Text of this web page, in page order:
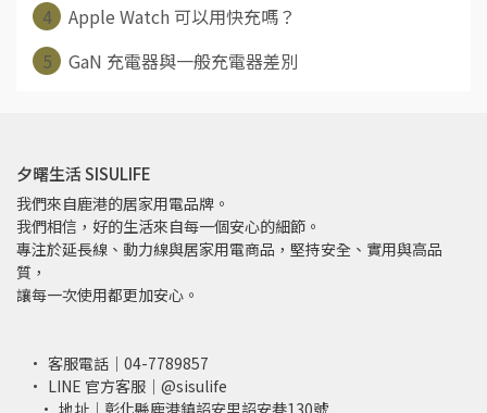
4
Apple Watch 可以用快充嗎？
5
GaN 充電器與一般充電器差別
夕曙生活 SISULIFE
我們來自鹿港的居家用電品牌。
我們相信，好的生活來自每一個安心的細節。
專注於延長線、動力線與居家用電商品，堅持安全、實用與高品
質，
讓每一次使用都更加安心。
客服電話｜04-7789857
LINE 官方客服｜@sisulife
地址｜彰化縣鹿港鎮詔安里詔安巷130號